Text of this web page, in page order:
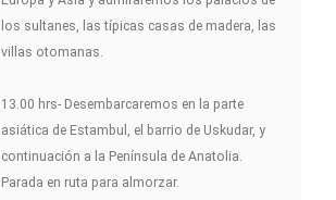
los sultanes, las típicas casas de madera, las
villas otomanas.
13.00 hrs- Desembarcaremos en la parte
asiática de Estambul, el barrio de Uskudar, y
continuación a la Península de Anatolia.
Parada en ruta para almorzar.